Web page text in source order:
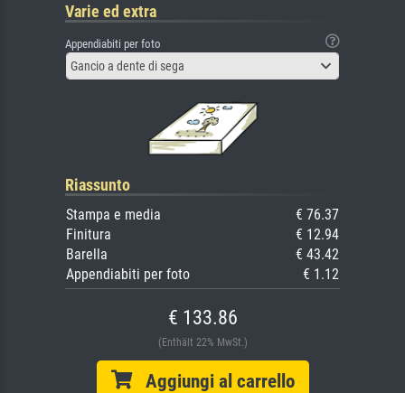
Varie ed extra
Appendiabiti per foto
Gancio a dente di sega
Riassunto
Stampa e media
€ 76.37
Finitura
€ 12.94
Barella
€ 43.42
Appendiabiti per foto
€ 1.12
€ 133.86
(Enthält 22% MwSt.)
Aggiungi al carrello